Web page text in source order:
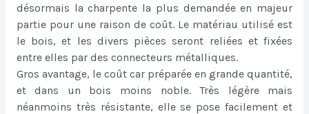
désormais la charpente la plus demandée en majeur
partie pour une raison de coût. Le matériau utilisé est
le bois, et les divers pièces seront reliées et fixées
entre elles par des connecteurs métalliques.
Gros avantage, le coût car préparée en grande quantité,
et dans un bois moins noble. Très légère mais
néanmoins très résistante, elle se pose facilement et